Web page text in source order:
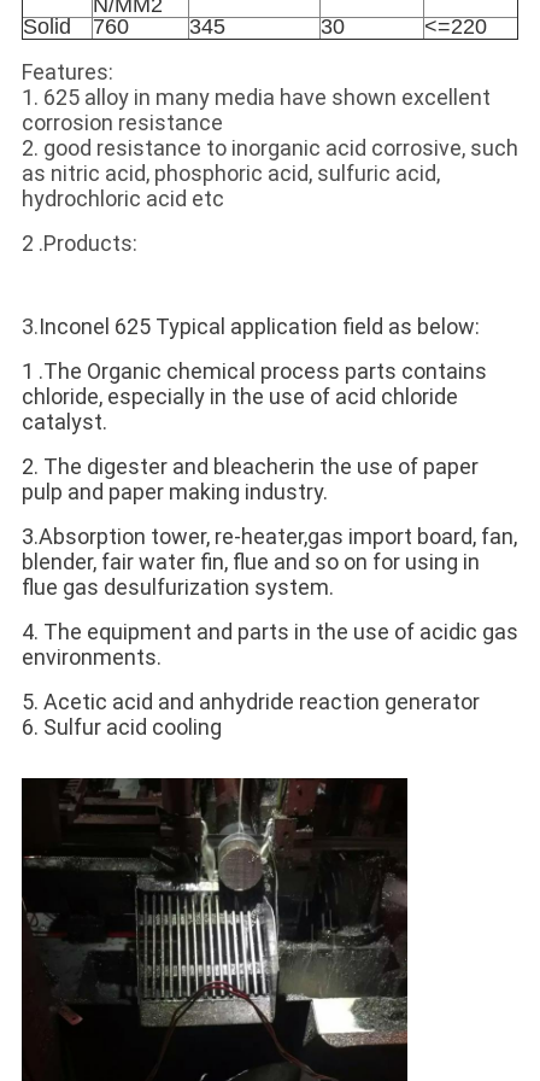
N/MM2
Solid
760 345 30 <=220
Features:
1. 625 alloy in many media have shown excellent
corrosion resistance
2. good resistance to inorganic acid corrosive, such
as nitric acid, phosphoric acid, sulfuric acid,
hydrochloric acid etc
2 .Products:
3.Inconel 625 Typical application field as below:
1 .The Organic chemical process parts contains
chloride, especially in the use of acid chloride
catalyst.
2. The digester and bleacherin the use of paper
pulp and paper making industry.
3.Absorption tower, re-heater,gas import board, fan,
blender, fair water fin, flue and so on for using in
flue gas desulfurization system.
4. The equipment and parts in the use of acidic gas
environments.
5. Acetic acid and anhydride reaction generator
6. Sulfur acid cooling